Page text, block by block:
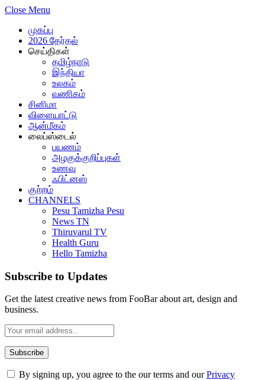
Close Menu
முகப்பு
2026 தேர்தல்
செய்திகள்
தமிழ்நாடு
இந்தியா
உலகம்
வணிகம்
சினிமா
விளையாட்டு
ஆன்மீகம்
லைப்ஸ்டைல்
பயணம்
அழகுக்குறிப்புகள்
உணவு
ஃபிட்னஸ்
குற்றம்
CHANNELS
Pesu Tamizha Pesu
News TN
Thiruvarul TV
Health Guru
Hello Tamizha
Subscribe to Updates
Get the latest creative news from FooBar about art, design and
business.
By signing up, you agree to the our terms and ourPrivacy